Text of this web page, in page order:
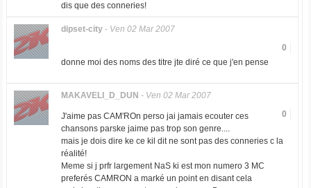
dis que des conneries!
dipset-city- Ven 02 Mar 2007
0
donne moi des noms des titre jte diré ce que j'en pense
MAKAVELI_D_DUN - Ven 02 Mar 2007
0
J'aime pas CAM'ROn perso jai jamais ecouter ces
chansons parske jaime pas trop son genre....
mais je dois dire ke ce kil dit ne sont pas des conneries c la
réalité!
Meme si j prfr largement NaS ki est mon numero 3 MC
preferés CAMRON a marké un point en disant cela